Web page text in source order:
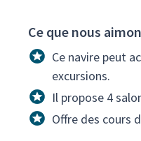
Ce que nous
Ce navire peut
excursions.
Il propose 4
Offre des cours